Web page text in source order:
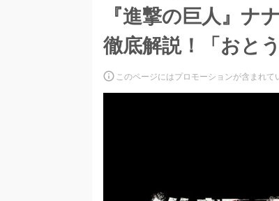
『進撃の巨人』ナ
徹底解説！「おと
このページにはプロモーションが含まれて